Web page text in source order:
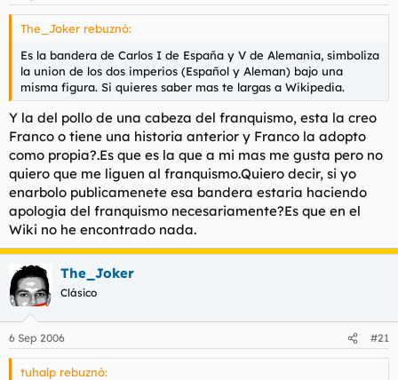
The_Joker rebuznó:
Es la bandera de Carlos I de España y V de Alemania, simboliza
la union de los dos imperios (Español y Aleman) bajo una
misma figura. Si quieres saber mas te largas a Wikipedia.
Y la del pollo de una cabeza del franquismo, esta la creo
Franco o tiene una historia anterior y Franco la adopto
como propia?.Es que es la que a mi mas me gusta pero no
quiero que me liguen al franquismo.Quiero decir, si yo
enarbolo publicamenete esa bandera estaria haciendo
apologia del franquismo necesariamente?Es que en el
Wiki no he encontrado nada.
The_Joker
Clásico
6 Sep 2006 #21
tuhalp rebuznó: